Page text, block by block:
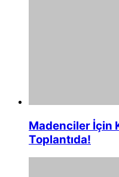
Madenciler İçin
Toplantıda!